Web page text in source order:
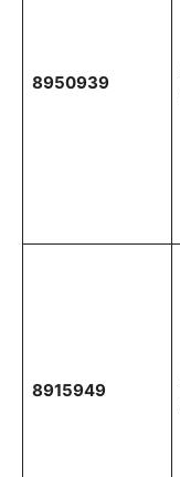
8950939
8915949